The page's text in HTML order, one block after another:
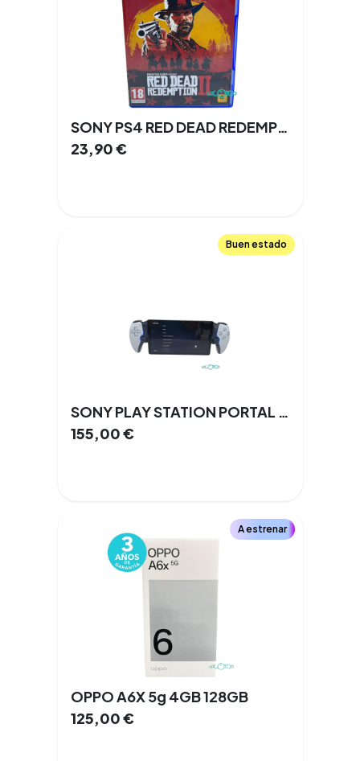
SONY PS4 RED DEAD REDEMPTION 2
23,90€
Buen estado
SONY PLAY STATION PORTAL Playstation Portal WIFI
155,00€
A estrenar
OPPO A6X 5g 4GB 128GB
125,00€